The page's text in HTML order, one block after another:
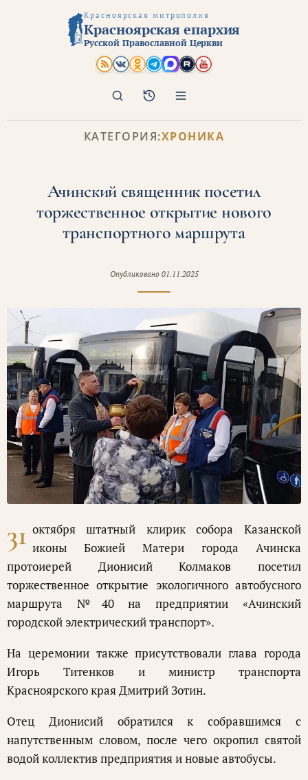
Красноярская митрополия
Красноярская епархия
Русской Православной Церкви
Архив
Поиск
КАТЕГОРИЯ:ХРОНИКА
Ачинский священник посетил
торжественное открытие нового
транспортного маршрута
Опубликовано 01.11.2025
31 октября штатный клирик собора Казанской
иконы Божией Матери города Ачинска
протоиерей Дионисий Колмаков посетил
торжественное открытие экологичного автобусного
маршрута №40 на предприятии «Ачинский
городской электрический транспорт».
На церемонии также присутствовали глава города
Игорь Титенков и министр транспорта
Красноярского края Дмитрий Зотин.
Отец Дионисий обратился к собравшимся с
напутственным словом, после чего окропил святой
водой коллектив предприятия и новые автобусы.